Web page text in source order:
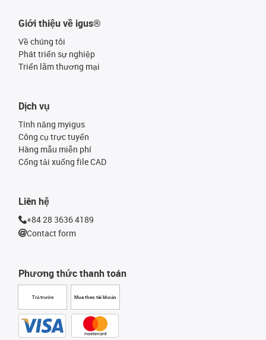
Giới thiệu về igus®
Về chúng tôi
Phát triển sự nghiệp
Triển lãm thương mại
Phương thức thanh toán
Trả trước Mua theo tài khoản
Dịch vụ
Tính năng myigus
Công cụ trực tuyến
Hàng mẫu miễn phí
Cổng tải xuống file CAD
Liên hệ
+84 28 3636 4189
Contact form